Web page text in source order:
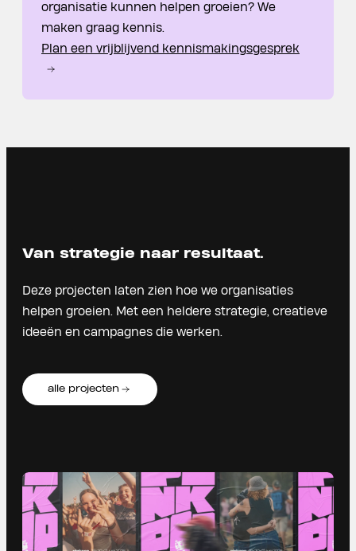
organisatie kunnen helpen groeien? We
maken graag kennis.
Plan een vrijblijvend kennismakingsgesprek
Van strategie naar resultaat.
Deze projecten laten zien hoe we organisaties
helpen groeien. Met een heldere strategie, creatieve
ideeën en campagnes die werken.
alle projecten